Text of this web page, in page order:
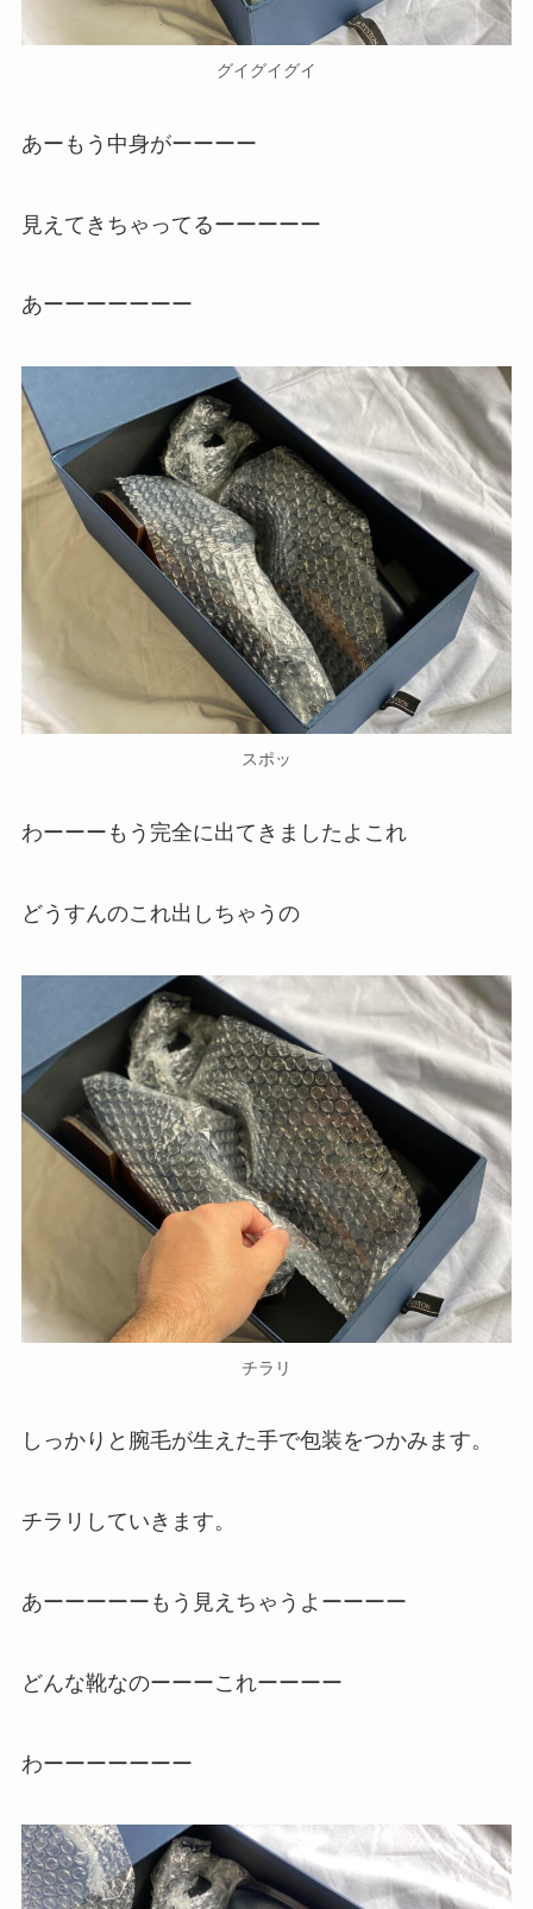
グイグイグイ
あーもう中身がーーーー
見えてきちゃってるーーーーー
あーーーーーーー
スポッ
わーーーもう完全に出てきましたよこれ
どうすんのこれ出しちゃうの
チラリ
しっかりと腕毛が生えた手で包装をつかみます。
チラリしていきます。
あーーーーーもう見えちゃうよーーーー
どんな靴なのーーーこれーーーー
わーーーーーーー